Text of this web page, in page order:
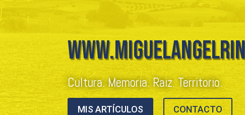
Cultura. Memoria. Raiz. Territorio.
MIS ARTÍCULOS CONTACTO